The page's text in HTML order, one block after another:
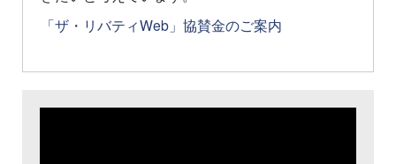
「ザ・リバティWeb」協賛金のご案内